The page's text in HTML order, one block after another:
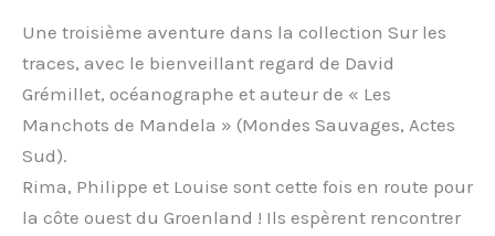
Une troisième aventure dans la collection Sur les
traces, avec le bienveillant regard de David
Grémillet, océanographe et auteur de « Les
Manchots de Mandela » (Mondes Sauvages, Actes
Sud).
Rima, Philippe et Louise sont cette fois en route pour
la côte ouest du Groenland ! Ils espèrent rencontrer